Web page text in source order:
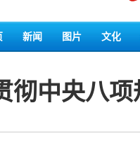
新闻 图片 文化
彻中央八